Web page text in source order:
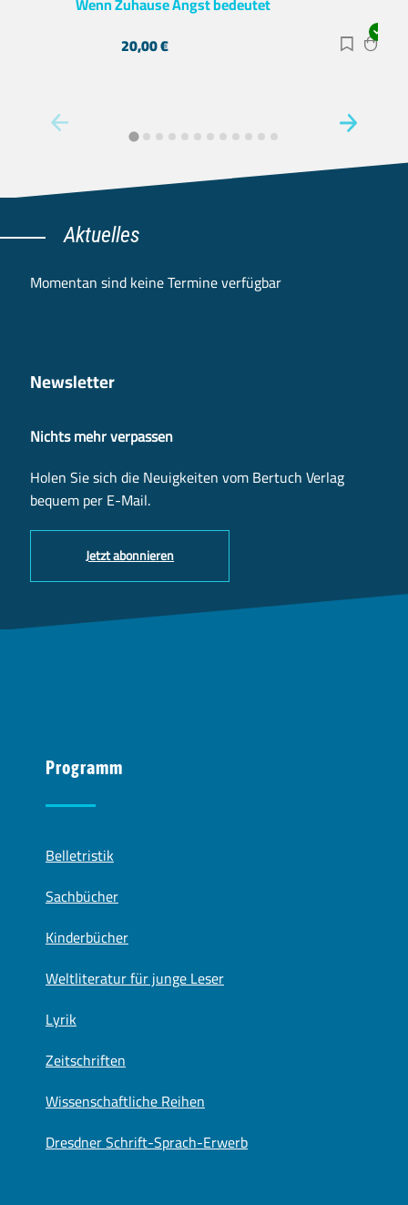
20,00€ Zur
Aktuelles
Momentan sind keine Termine verfügbar
Newsletter
Nichts mehr verpassen
Holen Sie sich die Neuigkeiten vom Bertuch Verlag
bequem per E-Mail.
Jetzt abonnieren
Programm
Belletristik
Sachbücher
Kinderbücher
Weltliteratur für junge Leser
Lyrik
Zeitschriften
Wissenschaftliche Reihen
Dresdner Schrift-Sprach-Erwerb